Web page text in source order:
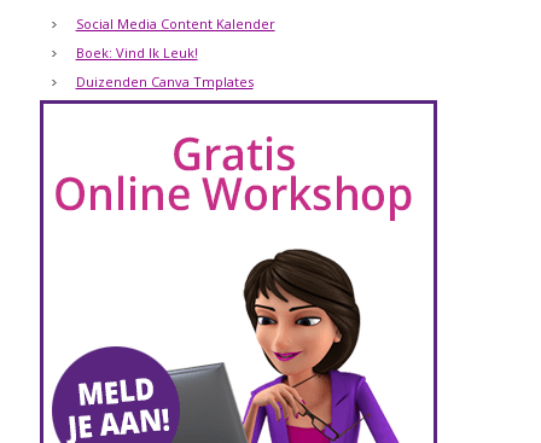
Social Media Content Kalender
Boek: Vind Ik Leuk!
Duizenden Canva Tmplates